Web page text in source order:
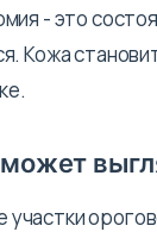
- это
Кожа
участки